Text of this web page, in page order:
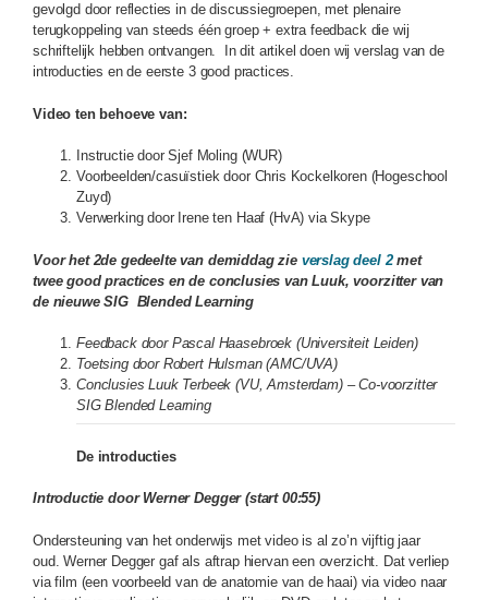
gevolgd door reflecties in de discussiegroepen, met plenaire
terugkoppeling van steeds één groep + extra feedback die wij
schriftelijk hebben ontvangen. In dit artikel doen wij verslag van de
introducties en de eerste 3 good practices.
Video ten behoeve van:
Instructie door Sjef Moling (WUR)
Voorbeelden/casuïstiek door Chris Kockelkoren (Hogeschool
Zuyd)
Verwerking door Irene ten Haaf (HvA) via Skype
Voor het 2de gedeelte van demiddag zie verslag deel 2met
twee good practices en de conclusies van Luuk, voorzitter van
de nieuwe SIG Blended Learning
Feedback door Pascal Haasebroek (Universiteit Leiden)
Toetsing door Robert Hulsman (AMC/UVA)
Conclusies Luuk Terbeek (VU, Amsterdam) – Co-voorzitter
SIG Blended Learning
De introducties
Introductie door Werner Degger (start 00:55)
Ondersteuning van het onderwijs met video is al zo’n vijftig jaar
oud.Werner Degger gaf als aftrap hiervan een overzicht. Dat verliep
via film (een voorbeeld van de anatomie van de haai) via video naar